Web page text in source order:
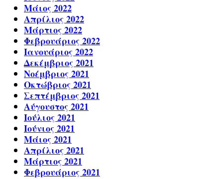
Μάιος 2022
Απρίλιος 2022
Μάρτιος 2022
Φεβρουάριος 2022
Ιανουάριος 2022
Δεκέμβριος 2021
Νοέμβριος 2021
Οκτώβριος 2021
Σεπτέμβριος 2021
Αύγουστος 2021
Ιούλιος 2021
Ιούνιος 2021
Μάιος 2021
Απρίλιος 2021
Μάρτιος 2021
Φεβρουάριος 2021